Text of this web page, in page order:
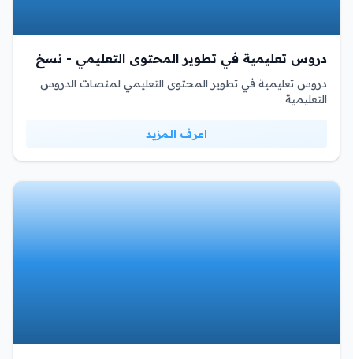
دروس تعليمية في تطوير المحتوى التعليمي - نسخ
دروس تعليمية في تطوير المحتوى التعليمي لمنصات الدروس
التعليمية
اعرف المزيد